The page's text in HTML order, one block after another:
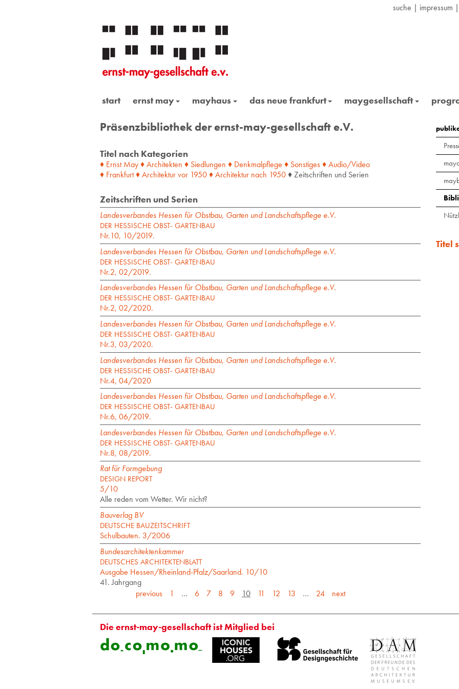
suche | impressum |
start ernst may mayhaus das neue frankfurt maygesellschaft
Präsenzbibliothek der ernst-may-gesellschaft e.V.
Titel nach Kategorien
♦ Ernst May ♦ Architekten ♦ Siedlungen ♦ Denkmalpflege ♦ Sonstiges ♦ Audio/Video
♦ Frankfurt ♦ Architektur vor 1950 ♦ Architektur nach 1950♦ Zeitschriften und Serien
Zeitschriften und Serien
Landesverbandes Hessen für Obstbau, Garten und Landschaftspflege e.V.
DER HESSISCHE OBST- GARTENBAU
Nr.10, 10/2019.
Landesverbandes Hessen für Obstbau, Garten und Landschaftspflege e.V.
DER HESSISCHE OBST- GARTENBAU
Nr.2, 02/2019.
Landesverbandes Hessen für Obstbau, Garten und Landschaftspflege e.V.
DER HESSISCHE OBST- GARTENBAU
Nr.2, 02/2020.
Landesverbandes Hessen für Obstbau, Garten und Landschaftspflege e.V.
DER HESSISCHE OBST- GARTENBAU
Nr.3, 03/2020.
Landesverbandes Hessen für Obstbau, Garten und Landschaftspflege e.V.
DER HESSISCHE OBST- GARTENBAU
Nr.4, 04/2020
Landesverbandes Hessen für Obstbau, Garten und Landschaftspflege e.V.
DER HESSISCHE OBST- GARTENBAU
Nr.6, 06/2019.
Landesverbandes Hessen für Obstbau, Garten und Landschaftspflege e.V.
DER HESSISCHE OBST- GARTENBAU
Nr.8, 08/2019.
Rat für Formgebung
DESIGN REPORT
5/10
Alle reden vom Wetter. Wir nicht?
Bauverlag BV
DEUTSCHE BAUZEITSCHRIFT
Schulbauten. 3/2006
Bundesarchitektenkammer
DEUTSCHES ARCHITEKTENBLATT
Ausgabe Hessen/Rheinland-Pfalz/Saarland. 10/10
41. Jahrgang
previous
1 … 6 7 8 9 10 11 12 13 … 24 next
Titel
Die ernst-may-gesellschaft ist Mitglied bei